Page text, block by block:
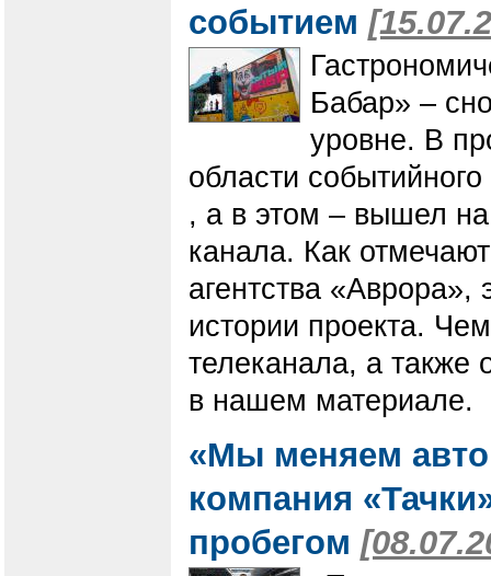
событием
Бабар» –
уровне. В
области
, а в этом – вышел
канала. Как
агентства «Аврора»,
истории проекта.
телеканала, а также
в нашем материале.
«Мы меняем
компания
пробегом